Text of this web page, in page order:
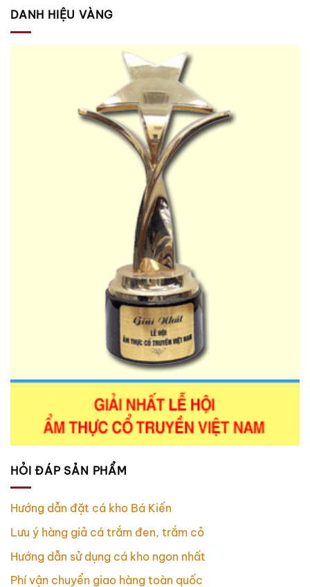
DANH HIỆU VÀNG
HỎI ĐÁP SẢN PHẨM
Hướng dẫn đặt cá kho Bá Kiến
Lưu ý hàng giả cá trắm đen, trắm cỏ
Hướng dẫn sử dụng cá kho ngon nhất
Phí vận chuyển giao hàng toàn quốc